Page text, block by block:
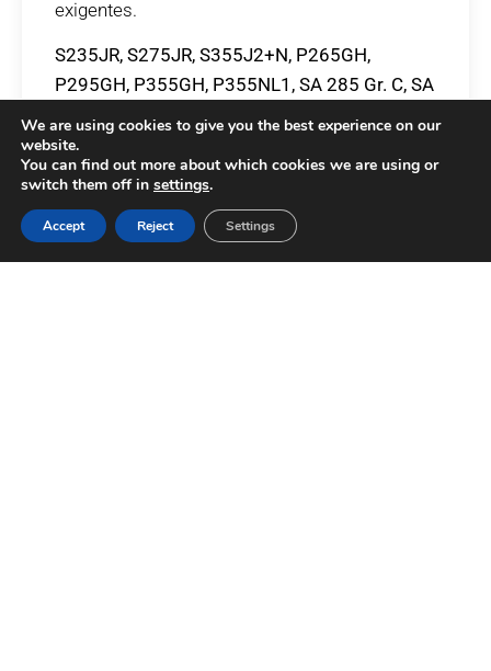
exigentes.
S235JR, S275JR, S355J2+N, P265GH,
P295GH, P355GH, P355NL1, SA 285 Gr. C, SA
516 Gr. 60, SA 516 Gr. 70.
We are using cookies to give you the best experience on our
website.
You can find out more about which cookies we are using or
switch them off in settings.
Accept Reject Settings